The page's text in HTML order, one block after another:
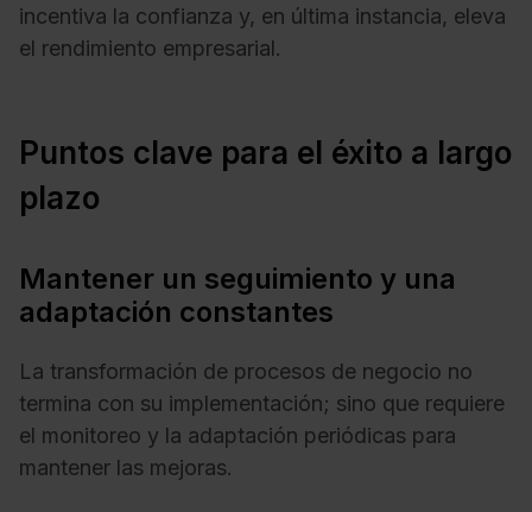
incentiva la confianza y, en última instancia, eleva
el rendimiento empresarial.
Puntos clave para el éxito a largo
plazo
Mantener un seguimiento y una
adaptación constantes
La transformación de procesos de negocio no
termina con su implementación; sino que requiere
el monitoreo y la adaptación periódicas para
mantener las mejoras.